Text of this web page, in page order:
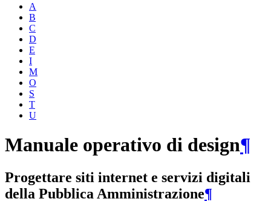
A
B
C
D
E
I
M
O
S
T
U
Manuale operativo di design¶
Progettare siti internet e servizi digitali
della Pubblica Amministrazione¶